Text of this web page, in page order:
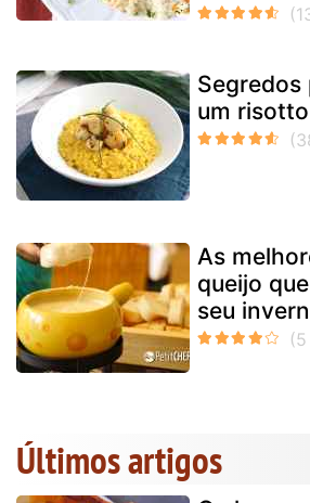
Segredos
um
As
queijo
seu
Últimos artigos